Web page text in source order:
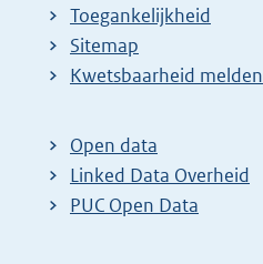
Toegankelijkheid
Sitemap
E
t
e
r
Kwetsbaarheid melden
Open data
Linked Data Overheid
PUC Open Data